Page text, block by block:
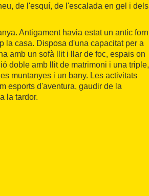
de l'esquí, de l'escalada en gel i dels
Antigament havia estat un antic
la casa. Disposa d'una capacitat per a
amb un sofà llit i llar de foc, espais on
doble amb llit de matrimoni i una triple,
muntanyes i un bany. Les activitats
esports d'aventura, gaudir de la
la tardor.